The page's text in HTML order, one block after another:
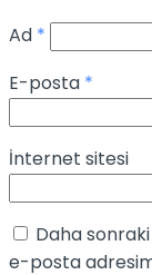
Ad *
E-posta *
İnternet sitesi
Daha sonraki
e-posta